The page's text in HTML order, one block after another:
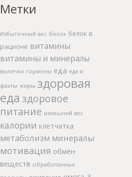
Метки
Избыточный вес белок белок в
рационе витамины
витамины и минералы
выпечка гормоны еда еда и
факты жиры здоровая
еда здоровое
питание излишний вес
калории клетчатка
метаболизм минералы
мотивация обмен
веществ обработанные